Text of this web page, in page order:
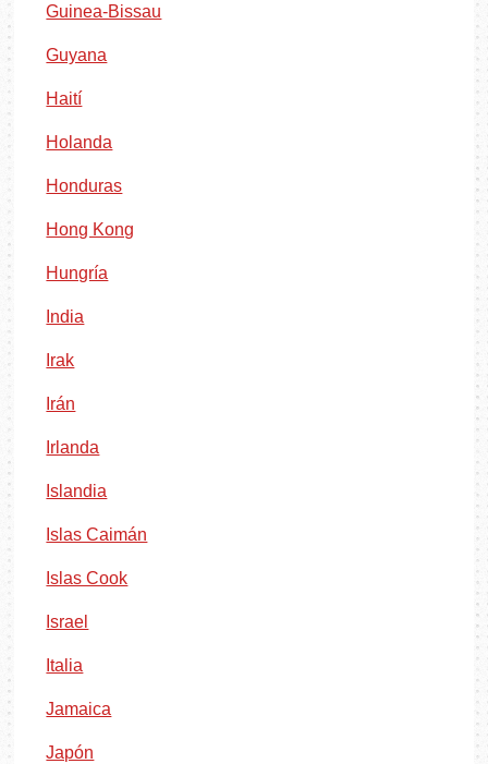
Guinea-Bissau
Guyana
Haití
Holanda
Honduras
Hong Kong
Hungría
India
Irak
Irán
Irlanda
Islandia
Islas Caimán
Islas Cook
Israel
Italia
Jamaica
Japón